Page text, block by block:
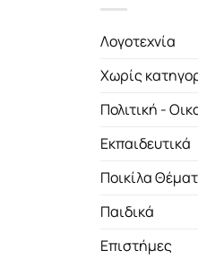
Λογοτεχνία
Χωρίς
Πολιτική -
Εκπαιδευτικά
Ποικίλα
Παιδικά
Επιστήμες